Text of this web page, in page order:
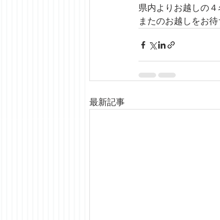
県内よりお越しの
またのお越しをお
最新記事